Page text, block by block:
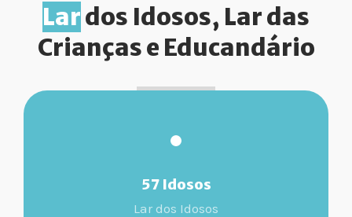
Lardos Idosos, Lar das
Crianças e Educandário
57 Idosos
Lar dos Idosos